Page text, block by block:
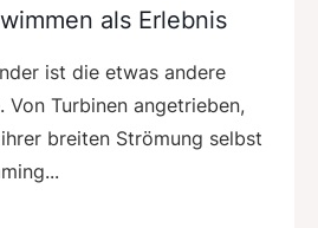
als Erlebnis
ist die etwas andere
Von Turbinen angetrieben,
breiten Strömung selbst